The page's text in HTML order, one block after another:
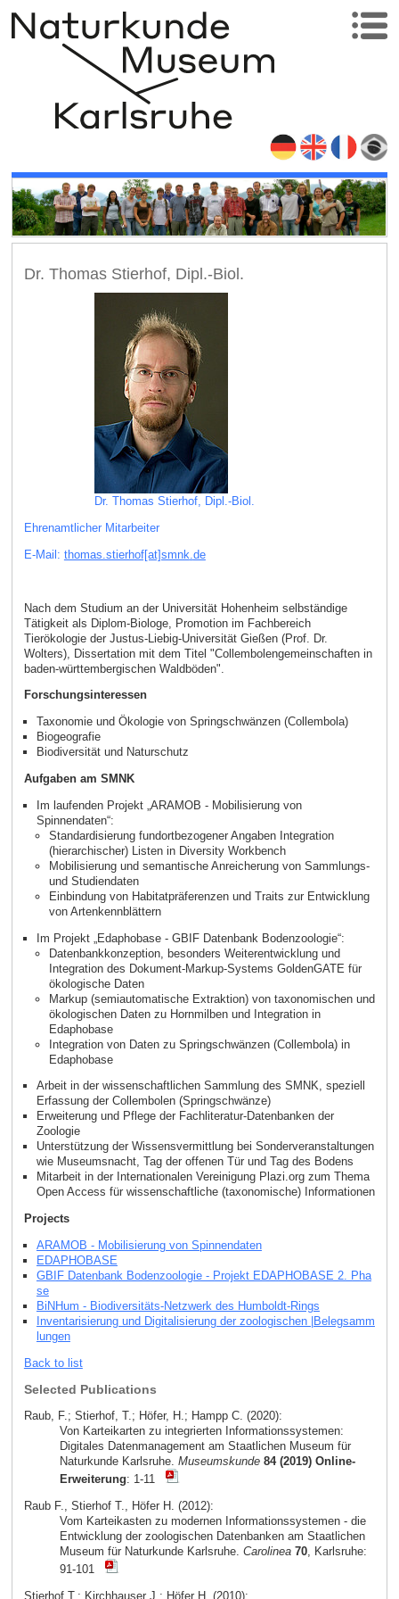
Dr. Thomas Stierhof, Dipl.-Biol.
Dr. Thomas Stierhof, Dipl.-Biol.
Ehrenamtlicher Mitarbeiter
E-Mail: thomas.stierhof[at]smnk.de
Nach dem Studium an der Universität Hohenheim selbständige
Tätigkeit als Diplom-Biologe, Promotion im Fachbereich
Tierökologie der Justus-Liebig-Universität Gießen (Prof. Dr.
Wolters), Dissertation mit dem Titel "Collembolengemeinschaften in
baden-württembergischen Waldböden".
Forschungsinteressen
Taxonomie und Ökologie von Springschwänzen (Collembola)
Biogeografie
Biodiversität und Naturschutz
Aufgaben am SMNK
Im laufenden Projekt „ARAMOB - Mobilisierung von
Spinnendaten“:
Standardisierung fundortbezogener Angaben Integration
(hierarchischer) Listen in Diversity Workbench
Mobilisierung und semantische Anreicherung von Sammlungs-
und Studiendaten
Einbindung von Habitatpräferenzen und Traits zur Entwicklung
von Artenkennblättern
Im Projekt „Edaphobase - GBIF Datenbank Bodenzoologie“:
Datenbankkonzeption, besonders Weiterentwicklung und
Integration des Dokument-Markup-Systems GoldenGATE für
ökologische Daten
Markup (semiautomatische Extraktion) von taxonomischen und
ökologischen Daten zu Hornmilben und Integration in
Edaphobase
Integration von Daten zu Springschwänzen (Collembola) in
Edaphobase
Arbeit in der wissenschaftlichen Sammlung des SMNK, speziell
Erfassung der Collembolen (Springschwänze)
Erweiterung und Pflege der Fachliteratur-Datenbanken der
Zoologie
Unterstützung der Wissensvermittlung bei Sonderveranstaltungen
wie Museumsnacht, Tag der offenen Tür und Tag des Bodens
Mitarbeit in der Internationalen Vereinigung Plazi.org zum Thema
Open Access für wissenschaftliche (taxonomische) Informationen
Projects
ARAMOB - Mobilisierung von Spinnendaten
EDAPHOBASE
GBIF Datenbank Bodenzoologie - Projekt EDAPHOBASE 2. Pha
se
BiNHum - Biodiversitäts-Netzwerk des Humboldt-Rings
Inventarisierung und Digitalisierung der zoologischen |Belegsamm
lungen
Back to list
Selected Publications
Raub, F.; Stierhof, T.; Höfer, H.; Hampp C. (2020):
Von Karteikarten zu integrierten Informationssystemen:
Digitales Datenmanagement am Staatlichen Museum für
Naturkunde Karlsruhe. Museumskunde 84 (2019) Online-
Erweiterung: 1-11
Raub F., Stierhof T., Höfer H. (2012):
Vom Karteikasten zu modernen Informationssystemen - die
Entwicklung der zoologischen Datenbanken am Staatlichen
Museum für Naturkunde Karlsruhe. Carolinea 70, Karlsruhe:
91-101
Stierhof T.; Kirchhauser J.; Höfer H. (2010):